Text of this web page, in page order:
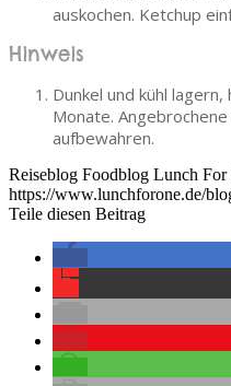
auskochen. Ketchup
Hinweis
Dunkel und kühl
Monate.
aufbewahren.
Reiseblog Foodblog Lunch For
https://www.lunchforone.de/
Teile diesen Beitrag